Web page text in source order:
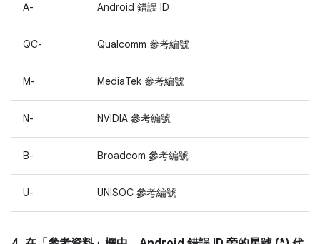
A- Android 錯誤 ID
QC- Qualcomm 參考編號
M- MediaTek 參考編號
N- NVIDIA 參考編號
B- Broadcom 參考編號
U- UNISOC 參考編號